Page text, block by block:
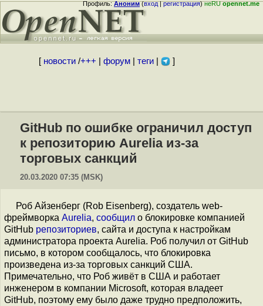
Профиль:Аноним(вход|регистрация)неRUopennet.me
[ новости/+++ форум| теги| ]
GitHub по ошибке ограничил доступ
к репозиторию Aurelia из-за
торговых санкций
20.03.2020 07:35 (MSK)
Роб Айзенберг (Rob Eisenberg), создатель web-
фреймворка Aurelia, сообщил о блокировке компанией
GitHub репозиториев, сайта и доступа к настройкам
администратора проекта Aurelia. Роб получил от GitHub
письмо, в котором сообщалось, что блокировка
произведена из-за торговых санкций США.
Примечательно, что Роб живёт в США и работает
инженером в компании Microsoft, которая владеет
GitHub, поэтому ему было даже трудно предположить,